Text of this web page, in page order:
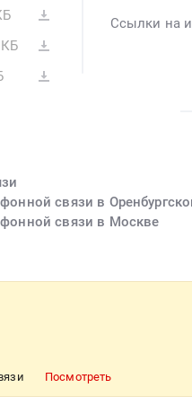
КБ
Ссылки на
связи в
связи в Москве
Посмотреть